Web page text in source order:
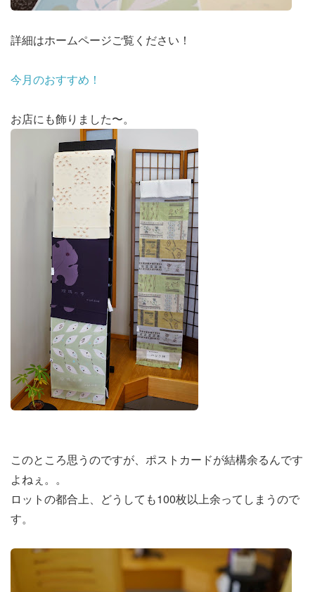
詳細はホームページご覧ください！
今月のおすすめ！
お店にも飾りました〜。
このところ思うのですが、ポストカードが結構余るんです
よねぇ。。
ロットの都合上、どうしても100枚以上余ってしまうので
す。